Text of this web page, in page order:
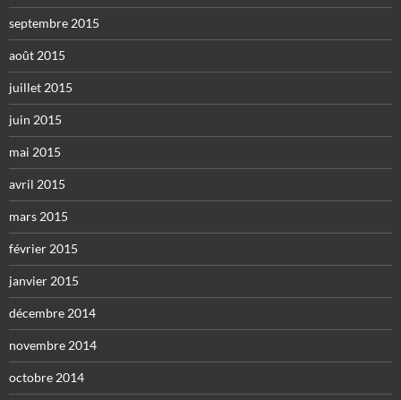
septembre 2015
août 2015
juillet 2015
juin 2015
mai 2015
avril 2015
mars 2015
février 2015
janvier 2015
décembre 2014
novembre 2014
octobre 2014